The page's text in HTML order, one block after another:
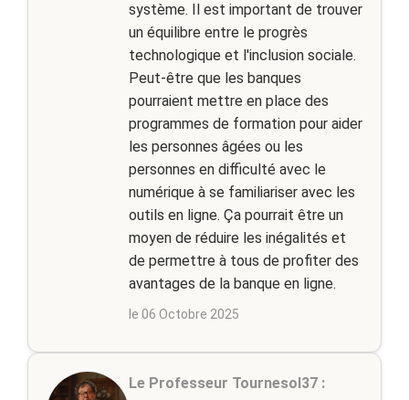
système. Il est important de trouver
un équilibre entre le progrès
technologique et l'inclusion sociale.
Peut-être que les banques
pourraient mettre en place des
programmes de formation pour aider
les personnes âgées ou les
personnes en difficulté avec le
numérique à se familiariser avec les
outils en ligne. Ça pourrait être un
moyen de réduire les inégalités et
de permettre à tous de profiter des
avantages de la banque en ligne.
le 06 Octobre 2025
Le Professeur Tournesol37 :